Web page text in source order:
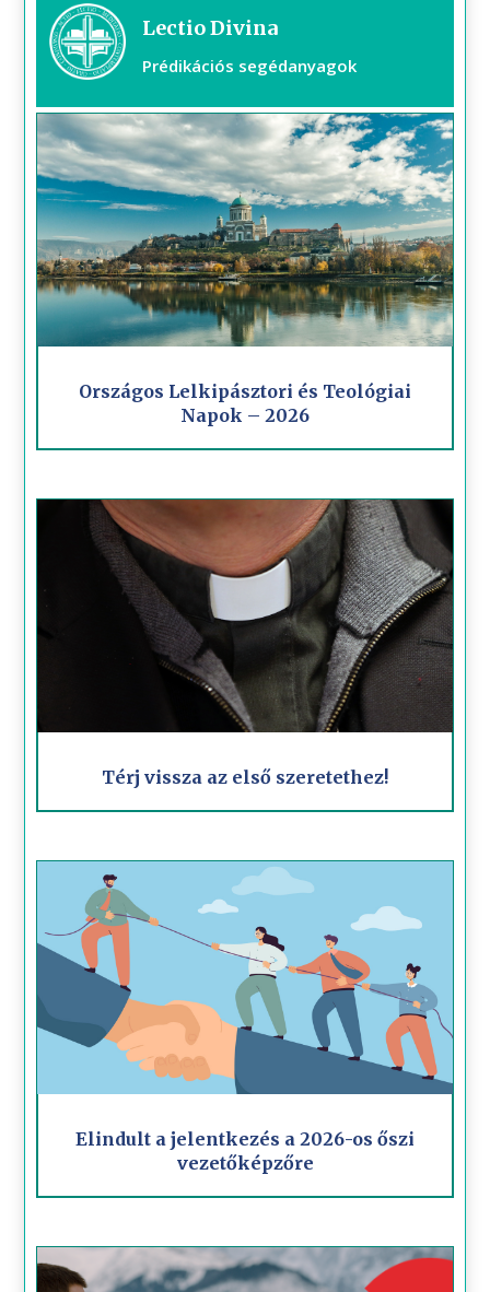
Lectio Divina
Prédikációs segédanyagok
Országos Lelkipásztori és Teológiai
Napok – 2026
Térj vissza az első szeretethez!
Elindult a jelentkezés a 2026-os őszi
vezetőképzőre